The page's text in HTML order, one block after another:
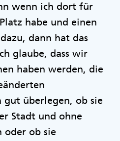
wenn ich dort für
habe und einen
dann hat das
glaube, dass wir
haben werden, die
überlegen, ob sie
Stadt und ohne
oder ob sie